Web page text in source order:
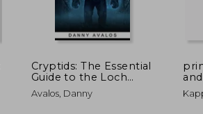
Cryptids: The Essential
Guide to the Loch
Ness Monster
(Compendium of
Avalos, Danny